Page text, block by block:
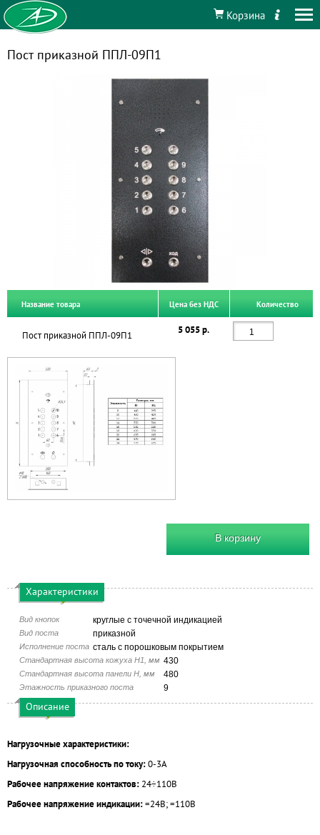
Корзина
Пост приказной ППЛ-09П1
Название товара Цена без НДС Количество
Пост приказной ППЛ-09П1 5 055 р.
В корзину
Характеристики
Вид кнопок круглые с точечной индикацией
Вид поста приказной
Исполнение поста сталь с порошковым покрытием
Стандартная высота кожуха H1, мм 430
Стандартная высота панели H, мм 480
Этажность приказного поста 9
Описание
Нагрузочные характеристики:
Нагрузочная способность по току:0-3А
Рабочее напряжение контактов:24÷110В
Рабочее напряжение индикации:=24В; =110В